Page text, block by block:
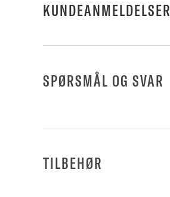
KUNDEANMELDELSER
SPØRSMÅL OG SVAR
TILBEHØR